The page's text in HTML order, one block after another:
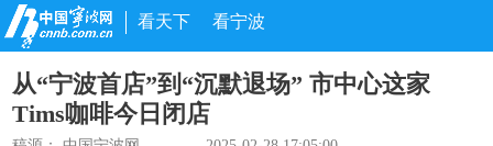
看天下 看宁波
从“宁波首店”到“沉默退场” 市中心这家
Tims咖啡今日闭店